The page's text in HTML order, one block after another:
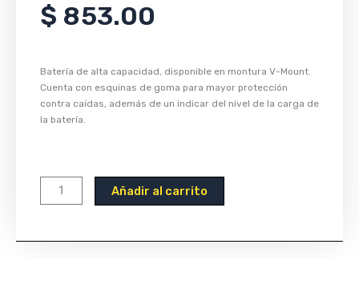
$ 853.00
Batería de alta capacidad, disponible en montura V-Mount.
Cuenta con esquinas de goma para mayor protección
contra caídas, además de un indicar del nivel de la carga de
la batería.
Fxlion
High
Square
Añadir al carrito